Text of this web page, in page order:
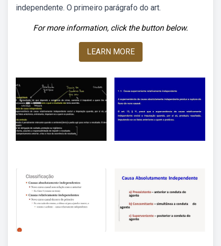
independente. O primeiro parágrafo do art.
For more information, click the button below.
LEARN MORE